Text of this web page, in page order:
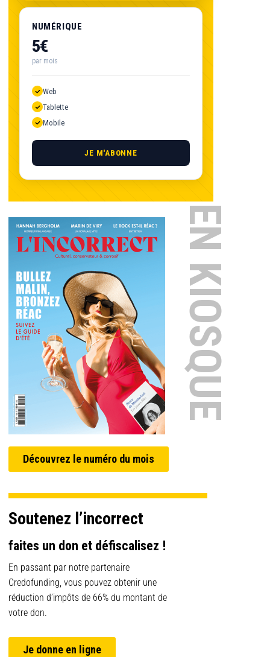
NUMÉRIQUE
5€
par mois
Web
Tablette
Mobile
JE M'ABONNE
EN KIOSQUE
Découvrez le numéro du mois
Soutenez l’incorrect
faites un don et défiscalisez !
En passant par notre partenaire
Credofunding, vous pouvez obtenir une
réduction d’impôts de 66% du montant de
votre don.
Je donne en ligne